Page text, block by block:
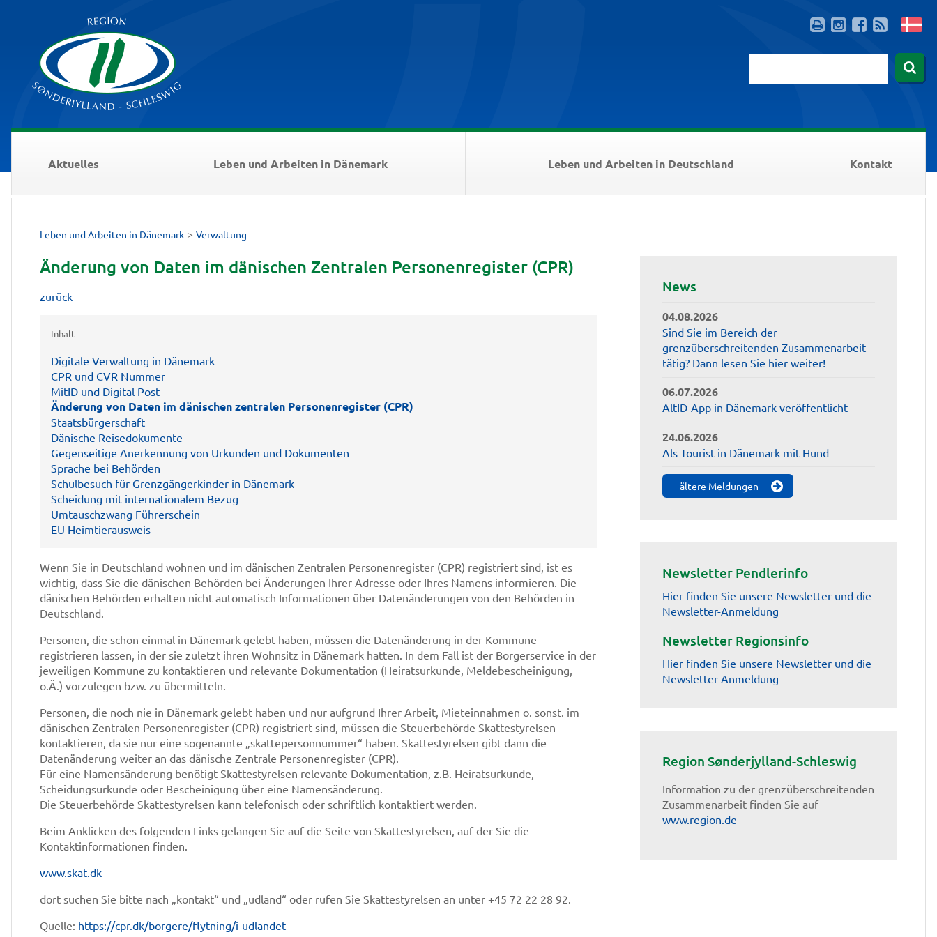
Aktuelles Leben und Arbeiten in Dänemark Leben und Arbeiten in Deutschland Kontakt
Leben und Arbeiten in Dänemark > Verwaltung
Änderung von Daten im dänischen Zentralen Personenregister (CPR)
zurück
Inhalt
Digitale Verwaltung in Dänemark
CPR und CVR Nummer
MitID und Digital Post
Änderung von Daten im dänischen zentralen Personenregister (CPR)
Staatsbürgerschaft
Dänische Reisedokumente
Gegenseitige Anerkennung von Urkunden und Dokumenten
Sprache bei Behörden
Schulbesuch für Grenzgängerkinder in Dänemark
Scheidung mit internationalem Bezug
Umtauschzwang Führerschein
EU Heimtierausweis
Wenn Sie in Deutschland wohnen und im dänischen Zentralen Personenregister (CPR) registriert sind, ist es
wichtig, dass Sie die dänischen Behörden bei Änderungen Ihrer Adresse oder Ihres Namens informieren. Die
dänischen Behörden erhalten nicht automatisch Informationen über Datenänderungen von den Behörden in
Deutschland.
Personen, die schon einmal in Dänemark gelebt haben, müssen die Datenänderung in der Kommune
registrieren lassen, in der sie zuletzt ihren Wohnsitz in Dänemark hatten. In dem Fall ist der Borgerservice in der
jeweiligen Kommune zu kontaktieren und relevante Dokumentation (Heiratsurkunde, Meldebescheinigung,
o.Ä.) vorzulegen bzw. zu übermitteln.
Personen, die noch nie in Dänemark gelebt haben und nur aufgrund Ihrer Arbeit, Mieteinnahmen o. sonst. im
dänischen Zentralen Personenregister (CPR) registriert sind, müssen die Steuerbehörde Skattestyrelsen
kontaktieren, da sie nur eine sogenannte „skattepersonnummer“ haben. Skattestyrelsen gibt dann die
Datenänderung weiter an das dänische Zentrale Personenregister (CPR).
Für eine Namensänderung benötigt Skattestyrelsen relevante Dokumentation, z.B. Heiratsurkunde,
Scheidungsurkunde oder Bescheinigung über eine Namensänderung.
Die Steuerbehörde Skattestyrelsen kann telefonisch oder schriftlich kontaktiert werden.
Beim Anklicken des folgenden Links gelangen Sie auf die Seite von Skattestyrelsen, auf der Sie die
Kontaktinformationen finden.
www.skat.dk
dort suchen Sie bitte nach „kontakt“ und „udland“ oder rufen Sie Skattestyrelsen an unter +45 72 22 28 92.
Quelle: https://cpr.dk/borgere/flytning/i-udlandet
News
04.08.2026
Sind Sie im Bereich der
grenzüberschreitenden Zusammenarbeit
tätig? Dann lesen Sie hier weiter!
06.07.2026
AltID-App in Dänemark veröffentlicht
24.06.2026
Als Tourist in Dänemark mit Hund
ältere Meldungen
Newsletter Pendlerinfo
Hier finden Sie unsere Newsletter und die
Newsletter-Anmeldung
Newsletter Regionsinfo
Hier finden Sie unsere Newsletter und die
Newsletter-Anmeldung
Region Sønderjylland-Schleswig
Information zu der grenzüberschreitenden
Zusammenarbeit finden Sie auf
www.region.de